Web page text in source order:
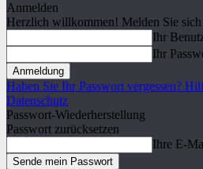
Anmelden
Herzlich willkommen! Melden Sie sich
Ihr
Ihr
Haben Sie Ihr Passwort vergessen?
Datenschutz
Passwort-Wiederherstellung
Passwort zurücksetzen
Ihre E-